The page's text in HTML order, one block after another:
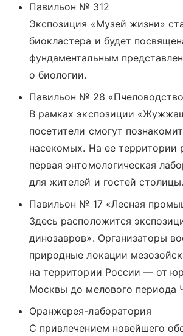
Павильон № 312
Экспозиция «Музей жизни»
биокластера и будет
фундаментальным
о биологии.
Павильон № 28
В рамках экспозиции
посетители смогут
насекомых. На ее территории
первая энтомологическая
для жителей и гостей столицы.
Павильон № 17 «Лесная
Здесь расположится
динозавров». Организаторы
природные локации
на территории России — от
Москвы до мелового периода
Оранжерея-лаборатория
С привлечением новейшего